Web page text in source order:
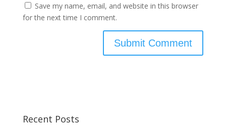
Save my name, email, and website in this browser
for the next time I comment.
Recent Posts